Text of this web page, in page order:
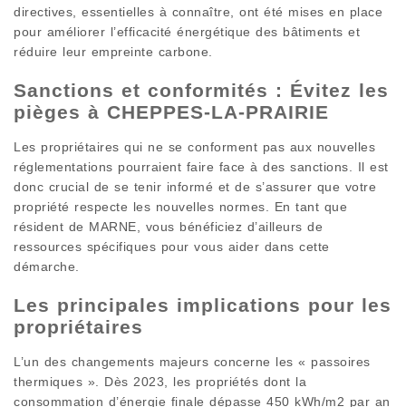
directives, essentielles à connaître, ont été mises en place
pour améliorer l’efficacité énergétique des bâtiments et
réduire leur empreinte carbone.
Sanctions et conformités : Évitez les
pièges à CHEPPES-LA-PRAIRIE
Les propriétaires qui ne se conforment pas aux nouvelles
réglementations pourraient faire face à des sanctions. Il est
donc crucial de se tenir informé et de s’assurer que votre
propriété respecte les nouvelles normes. En tant que
résident de MARNE, vous bénéficiez d’ailleurs de
ressources spécifiques pour vous aider dans cette
démarche.
Les principales implications pour les
propriétaires
L’un des changements majeurs concerne les « passoires
thermiques ». Dès 2023, les propriétés dont la
consommation d’énergie finale dépasse 450 kWh/m2 par an